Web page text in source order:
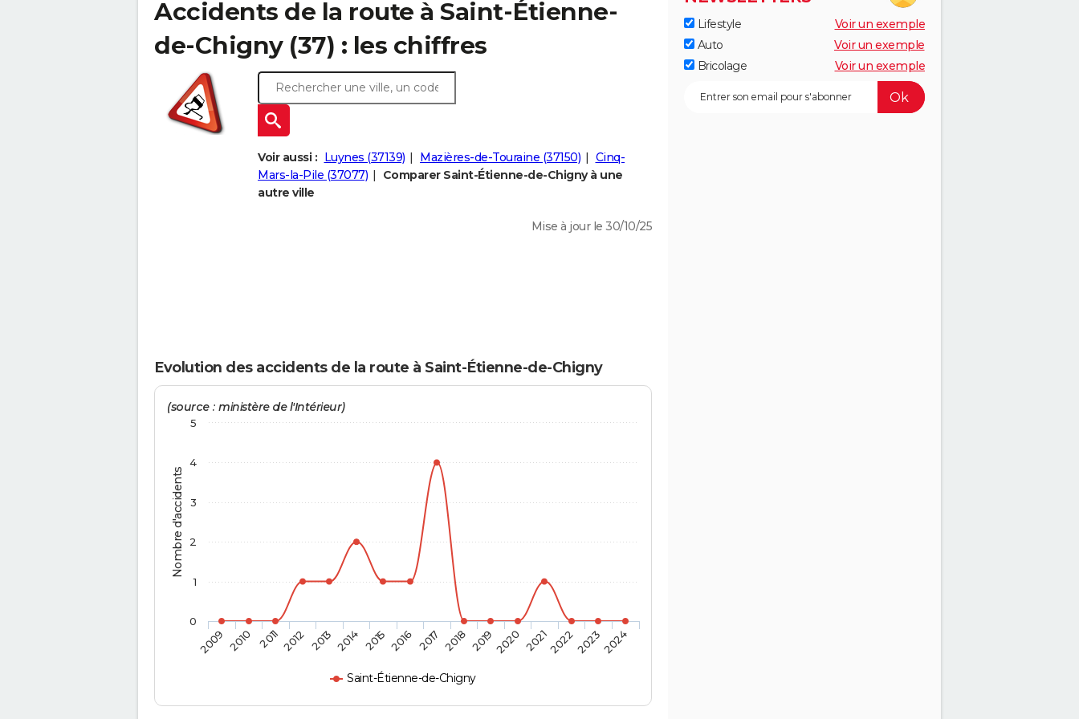
Accidents de la route à Saint-Étienne-
de-Chigny (37) : les chiffres
Voir aussi : Luynes (37139) Mazières-de-Touraine (37150)
Cinq-
Mars-la-Pile (37077)
Comparer Saint-Étienne-de-Chigny à une
autre ville
Mise à jour le 30/10/25
Evolution des accidents de la route à Saint-Étienne-de-Chigny
Nombre d'accidents
(source : ministère de l'Intérieur)
Saint-Étienne-de-Chigny
2009 2010 2011 2012 2013 2014 2015 2016 2017 2018 20192020 2021202220232024
0
1
2
3
4
5
Lifestyle
Voir un exemple
Auto
Voir un exemple
Bricolage
Voir un exemple